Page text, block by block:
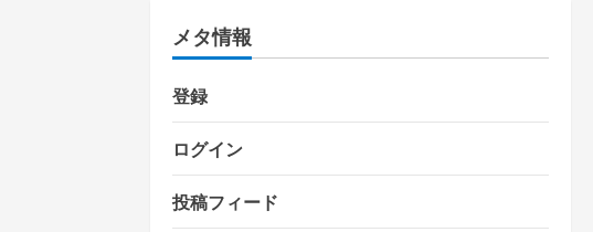
メタ情報
登録
ログイン
投稿フィード